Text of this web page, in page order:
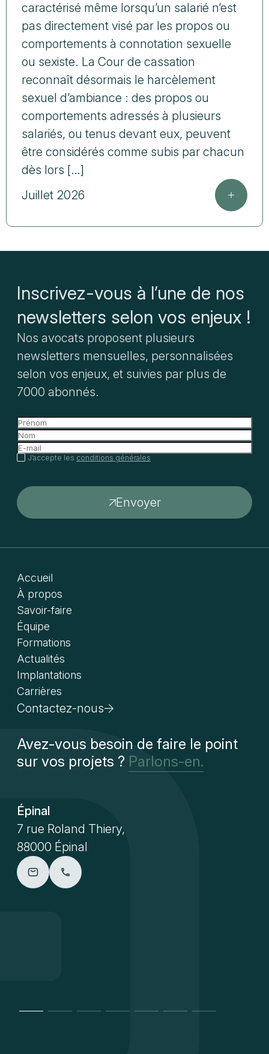
caractérisé même lorsqu’un salarié n’est
pas directement visé par les propos ou
comportements à connotation sexuelle
ou sexiste. La Cour de cassation
reconnaît désormais le harcèlement
sexuel d’ambiance : des propos ou
comportements adressés à plusieurs
salariés, ou tenus devant eux, peuvent
être considérés comme subis par chacun
dès lors […]
Juillet 2026
Inscrivez-vous à l’une de nos
newsletters selon vos enjeux !
Nos avocats proposent plusieurs
newsletters mensuelles, personnalisées
selon vos enjeux, et suivies par plus de
7000 abonnés.
Envoyer
J’accepte les conditions générales
Accueil
À propos
Savoir-faire
Équipe
Formations
Actualités
Implantations
Carrières
Contactez-nous
Avez-vous besoin de faire le point
sur vos projets ? Parlons-en.
Épinal
7 rue Roland Thiery,
88000 Épinal